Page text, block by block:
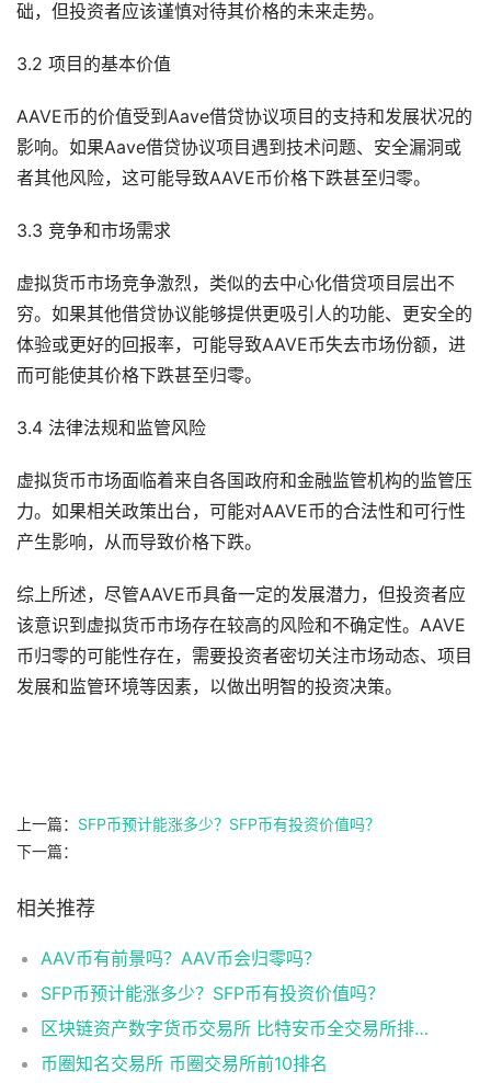
础，但投资者应该谨慎对待其价格的未来走势。
3.2 项目的基本价值
AAVE币的价值受到Aave借贷协议项目的支持和发展状况的
影响。如果Aave借贷协议项目遇到技术问题、安全漏洞或
者其他风险，这可能导致AAVE币价格下跌甚至归零。
3.3 竞争和市场需求
虚拟货币市场竞争激烈，类似的去中心化借贷项目层出不
穷。如果其他借贷协议能够提供更吸引人的功能、更安全的
体验或更好的回报率，可能导致AAVE币失去市场份额，进
而可能使其价格下跌甚至归零。
3.4 法律法规和监管风险
虚拟货币市场面临着来自各国政府和金融监管机构的监管压
力。如果相关政策出台，可能对AAVE币的合法性和可行性
产生影响，从而导致价格下跌。
综上所述，尽管AAVE币具备一定的发展潜力，但投资者应
该意识到虚拟货币市场存在较高的风险和不确定性。AAVE
币归零的可能性存在，需要投资者密切关注市场动态、项目
发展和监管环境等因素，以做出明智的投资决策。
上一篇： SFP币预计能涨多少？SFP币有投资价值吗？
下一篇：
相关推荐
AAV币有前景吗？AAV币会归零吗？
SFP币预计能涨多少？SFP币有投资价值吗？
区块链资产数字货币交易所 比特安币全交易所排名最新
币圈知名交易所 币圈交易所前10排名